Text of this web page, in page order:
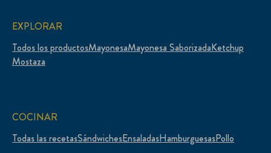
EXPLORAR
Todos los productosMayonesaMayonesa SaborizadaKetchup
Mostaza
COCINAR
Todas las recetasSándwichesEnsaladasHamburguesasPollo